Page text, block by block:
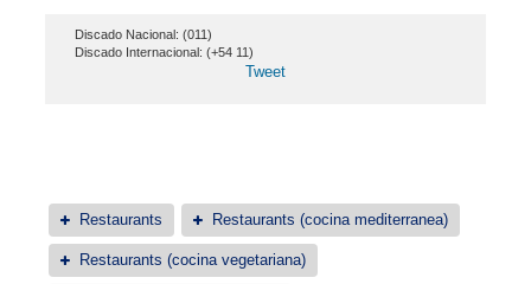
Discado Nacional: (011)
Discado Internacional: (+54 11)
Tweet
Restaurants Restaurants (cocina mediterranea)
Restaurants (cocina vegetariana)